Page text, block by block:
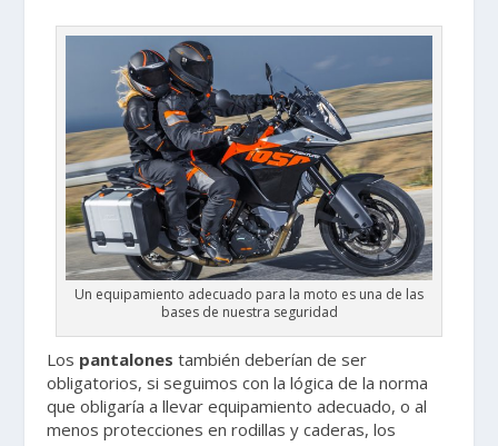
Un equipamiento adecuado para la moto es una de las
bases de nuestra seguridad
Los pantalones también deberían de ser
obligatorios, si seguimos con la lógica de la norma
que obligaría a llevar equipamiento adecuado, o al
menos protecciones en rodillas y caderas, los